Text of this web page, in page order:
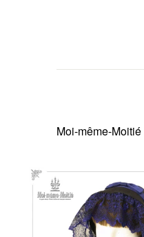
Moi-même-Moitié